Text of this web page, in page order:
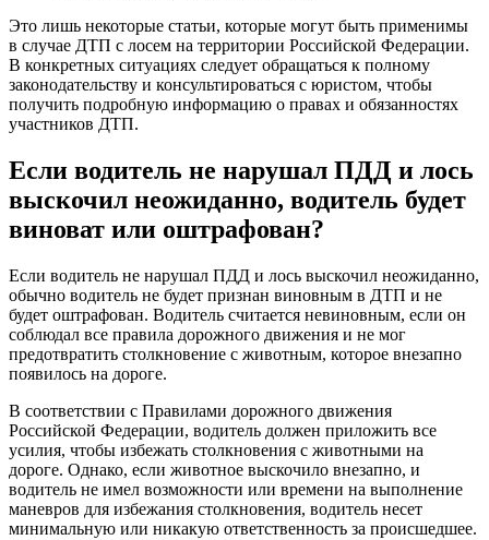
Это лишь некоторые статьи, которые могут быть применимы
в случае ДТП с лосем на территории Российской Федерации.
В конкретных ситуациях следует обращаться к полному
законодательству и консультироваться с юристом, чтобы
получить подробную информацию о правах и обязанностях
участников ДТП.
Если водитель не нарушал ПДД и лось
выскочил неожиданно, водитель будет
виноват или оштрафован?
Если водитель не нарушал ПДД и лось выскочил неожиданно,
обычно водитель не будет признан виновным в ДТП и не
будет оштрафован. Водитель считается невиновным, если он
соблюдал все правила дорожного движения и не мог
предотвратить столкновение с животным, которое внезапно
появилось на дороге.
В соответствии с Правилами дорожного движения
Российской Федерации, водитель должен приложить все
усилия, чтобы избежать столкновения с животными на
дороге. Однако, если животное выскочило внезапно, и
водитель не имел возможности или времени на выполнение
маневров для избежания столкновения, водитель несет
минимальную или никакую ответственность за происшедшее.